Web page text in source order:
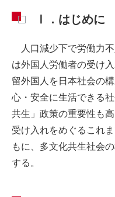
Ⅰ．はじめに
人口減少下で労働力
は外国人労働者の受け
留外国人を日本社会の
心・安全に生活できる
共生」政策の重要性も
受け入れをめぐるこれ
もに、多文化共生社会
する。